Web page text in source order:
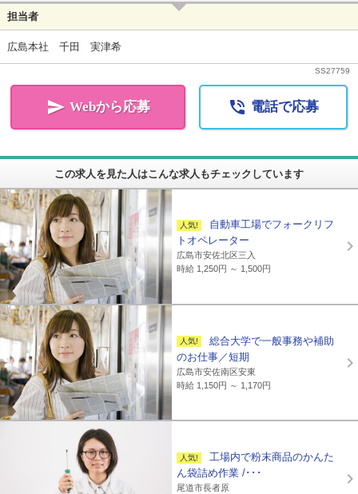
担当者
広島本社 千田 実津希
SS27759
 Webから応募  電話で応募
この求人を見た人はこんな求人もチェックしています
自動車工場でフォークリフ
トオペレーター
広島市安佐北区三入
時給 1,250円 ～ 1,500円
総合大学で一般事務や補助
のお仕事／短期
広島市安佐南区安東
時給 1,150円 ～ 1,170円
工場内で粉末商品のかんた
ん袋詰め作業 /･･･
尾道市長者原